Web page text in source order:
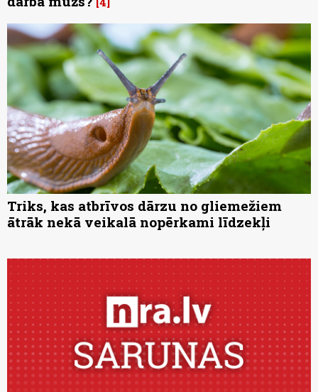
Triks, kas atbrīvos dārzu no gliemežiem
ātrāk nekā veikalā nopērkami līdzekļi